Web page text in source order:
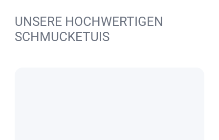
UNSERE HOCHWERTIGEN
SCHMUCKETUIS